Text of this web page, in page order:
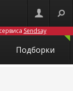
Sendsay
Подборки